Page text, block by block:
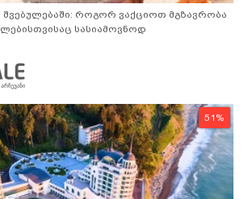
შვებულებაში: როგორ ვაქციოთ მგზავრობა
სასიამოვნოდ
51%